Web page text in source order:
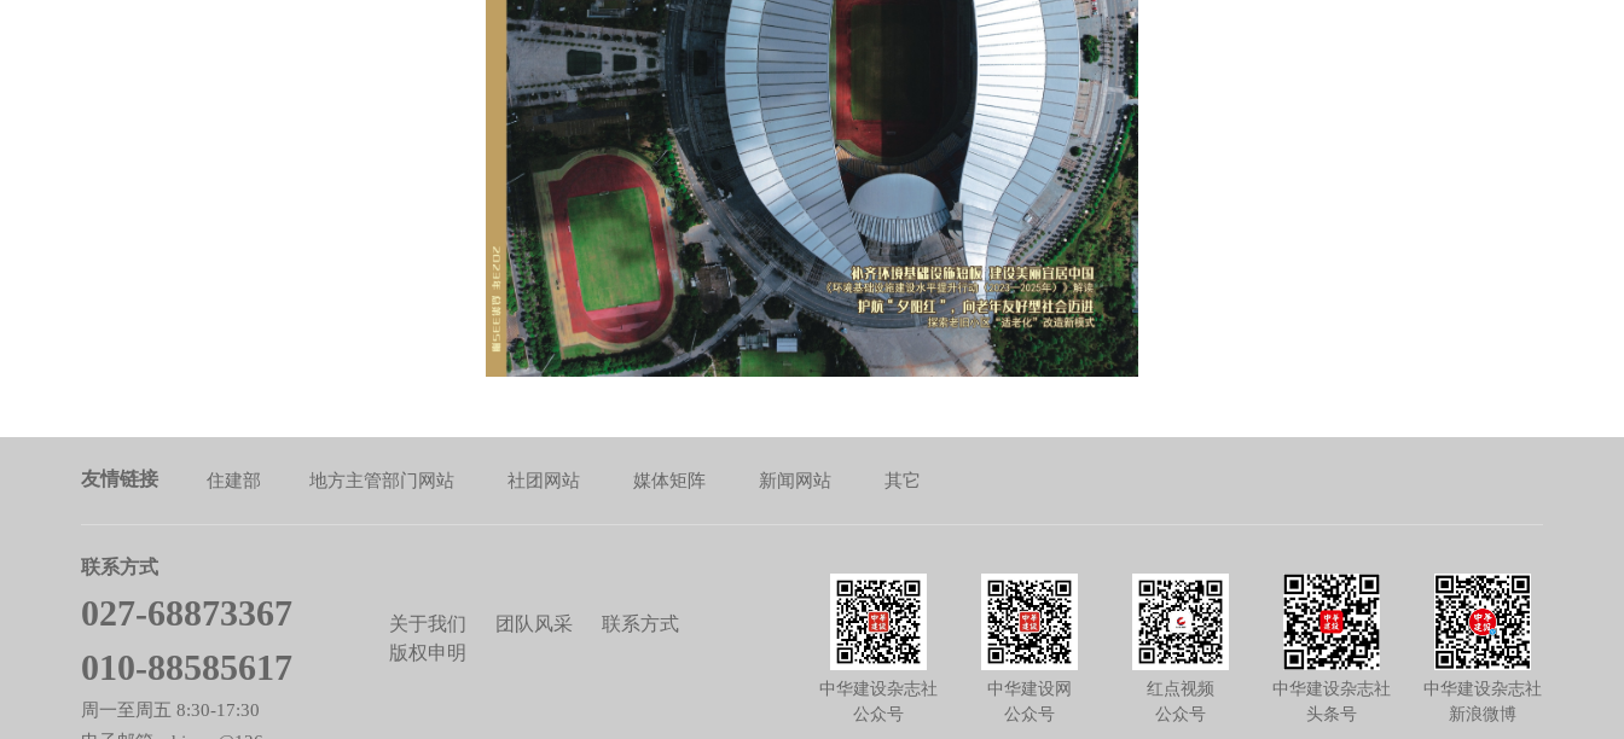
友情链接 住建部 地方主管部门网站 社团网站 媒体矩阵 新闻网站 其它
联系方式
027-68873367
010-88585617
周一至周五 8:30-17:30
关于我们 团队风采
联系方式
版权申明
中华建设杂志社
公众号
中华建设网
公众号
红点视频
公众号
中华建设杂志社
头条号
中华建设杂志社
新浪微博